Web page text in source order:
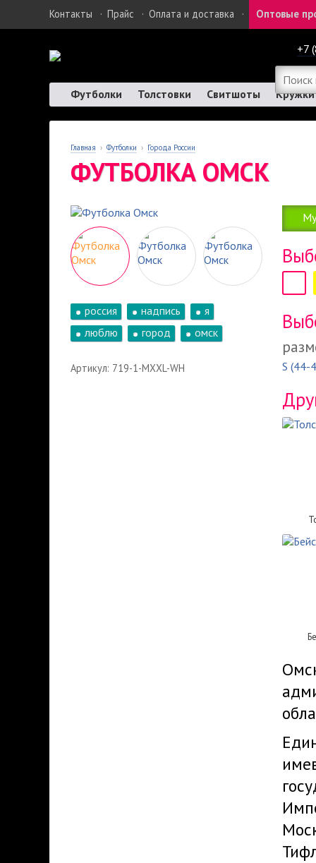
Контакты · Прайс · Оплата и доставка · Оптовые
+7
Футболки Толстовки Свитшоты Кружки
Главная › Футболки › Города России
ФУТБОЛКА ОМСК
россия надпись
я
люблю
город омск
Артикул: 719-1-MXXL-WH S (44-